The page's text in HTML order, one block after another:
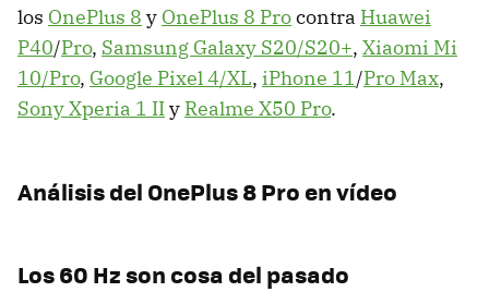
los OnePlus 8 y OnePlus 8 Procontra Huawei
P40/Pro, Samsung Galaxy S20/S20+, Xiaomi Mi
10/Pro, Google Pixel 4/XL, iPhone 11/Pro Max,
Sony Xperia 1 IIy Realme X50 Pro.
Análisis del OnePlus 8 Pro en vídeo
Los 60 Hz son cosa del pasado